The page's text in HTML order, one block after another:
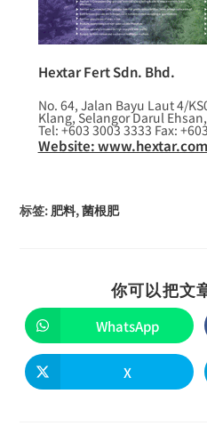
Hextar Fert Sdn. Bhd.
No. 64, Jalan Bayu Laut 4/
Klang, Selangor Darul
Tel: +603 3003 3333 Fax:
Website: www.hextar.com
标签: 肥料,菌根肥
你可以把文
WhatsApp
X